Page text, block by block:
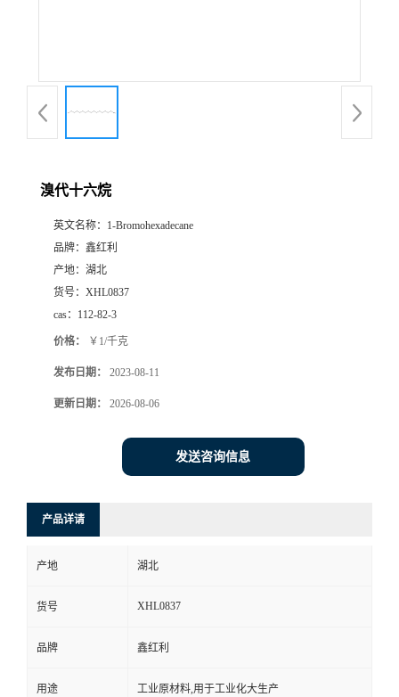
溴代十六烷
英文名称： 1-Bromohexadecane
品牌： 鑫红利
产地： 湖北
货号： XHL0837
cas： 112-82-3
价格： ￥1/千克
发布日期： 2023-08-11
更新日期： 2026-08-06
发送咨询信息
产品详请
产地 湖北
货号 XHL0837
品牌 鑫红利
用途 工业原材料,用于工业化大生产